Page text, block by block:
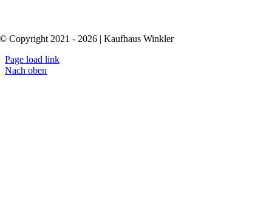
© Copyright 2021 - 2026 | Kaufhaus Winkler
Page load link
Nach oben